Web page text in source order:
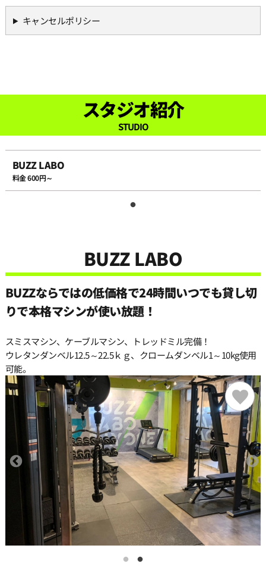
08:30
11:00
12:30
13:00
13:30
14:00
14:30
キャンセルポリシー
スタジオ紹介
STUDIO
BUZZ LABO
料金 600円～
BUZZ LABO
BUZZならではの低価格で24時間いつでも貸し切
りで本格マシンが使い放題！
スミスマシン、ケーブルマシン、トレッドミル完備！
ウレタンダンベル12.5～22.5ｋｇ、クロームダンベル1～10kg使用
可能。